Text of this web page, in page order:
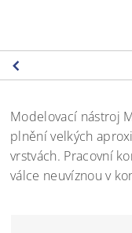
Modelovací nástroj
plněnívelkých
vrstvách. Pracovní
válce neuvíznou v